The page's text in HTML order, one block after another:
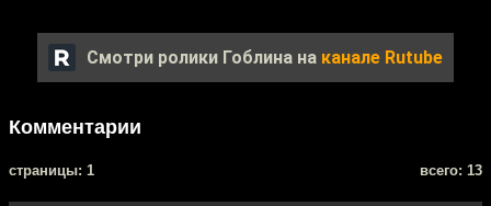
Смотри ролики Гоблина на канале Rutube
Комментарии
cтраницы: 1 всего: 13